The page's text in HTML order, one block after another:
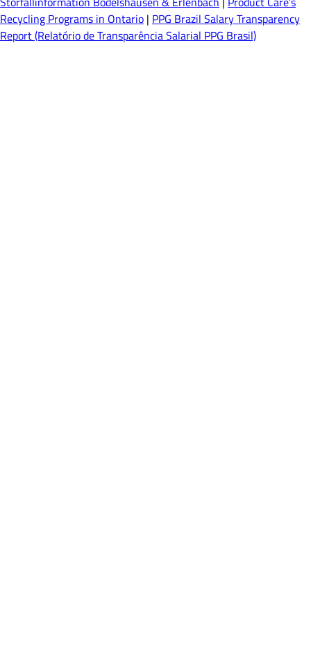
Recycling Programs in Ontario | PPG Brazil Salary Transparency
Report (Relatório de Transparência Salarial PPG Brasil)